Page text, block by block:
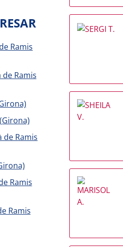
Ramis
Ramis
de Ramis
Ramis
Ramis